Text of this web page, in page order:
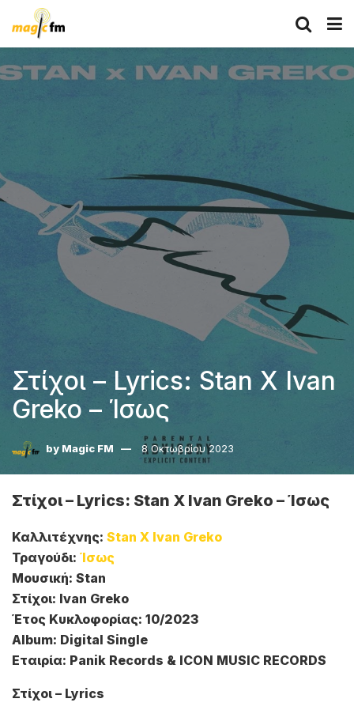
Στίχοι – Lyrics: Stan X Ivan
Greko – Ίσως
by Magic FM 8 Οκτωβρίου 2023
Στίχοι – Lyrics: Stan X Ivan Greko – Ίσως
Καλλιτέχνης: Stan X Ivan Greko
Τραγούδι: Ίσως
Μουσική: Stan
Στίχοι: Ivan Greko
Έτος Κυκλοφορίας: 10/2023
Album: Digital Single
Εταιρία: Panik Records & ICON MUSIC RECORDS
Στίχοι – Lyrics